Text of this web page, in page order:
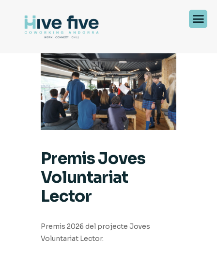
Premis Joves
Voluntariat
Lector
Premis 2026 del projecte Joves
Voluntariat Lector.